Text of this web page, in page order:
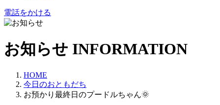
電話をかける
お知らせ INFORMATION
HOME
今日のおともだち
お預かり最終日のプードルちゃん🌞